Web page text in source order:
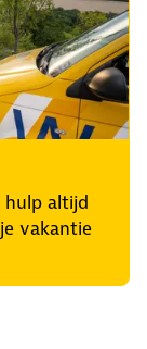
hulp altijd
vakantie